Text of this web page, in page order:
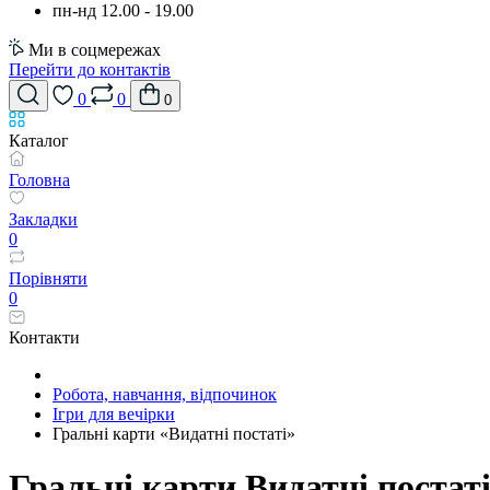
пн-нд 12.00 - 19.00
Ми в соцмережах
Перейти до контактів
0
0 0
Каталог
Головна
Закладки
0
Порівняти
0
Контакти
Робота, навчання, відпочинок
Ігри для вечірки
Гральні карти «Видатні постаті»